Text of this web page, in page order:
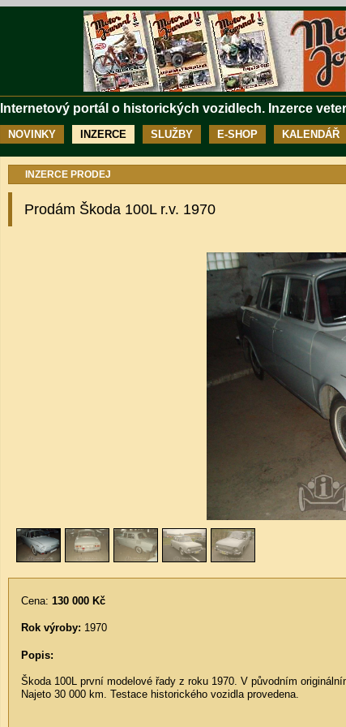
Internetový portál o historických vozidlech. Inzerce
NOVINKY INZERCE SLUŽBY E-SHOP KALENDÁŘ
INZERCE PRODEJ
Prodám Škoda 100L r.v. 1970
Cena: 130 000 Kč
Rok výroby: 1970
Popis:
Škoda 100L první modelové řady z roku 1970. V původním
Najeto 30 000 km. Testace historického vozidla provedena.